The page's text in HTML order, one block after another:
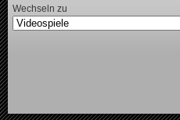
Wechseln zu